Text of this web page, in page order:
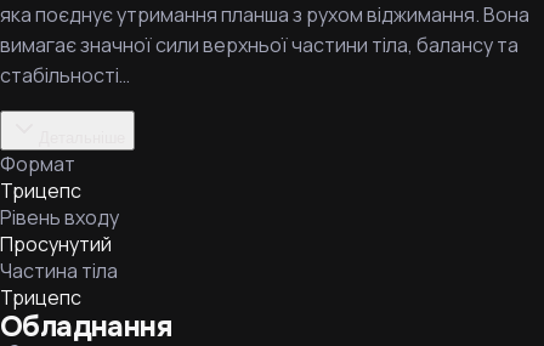
яка поєднує утримання планша з рухом віджимання. Вона
вимагає значної сили верхньої частини тіла, балансу та
стабільності…
Формат
Трицепс
Рівень входу
Просунутий
Частина тіла
Трицепс
Обладнання